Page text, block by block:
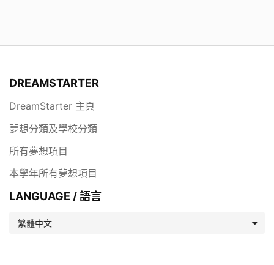
DREAMSTARTER
DreamStarter 主頁
夢想分類及學校分類
所有夢想項目
本學年所有夢想項目
LANGUAGE / 語言